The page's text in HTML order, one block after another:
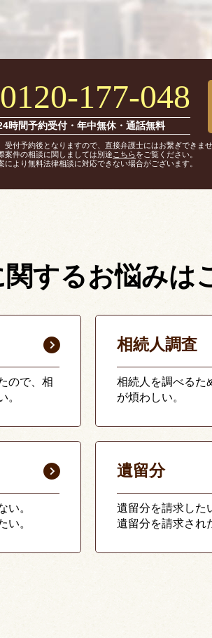
0120-177-048
時間予約受付・年中無休・通話無料
付予約後となりますので、直接弁護士にはお繋ぎできませ
案件の相談に関しましては別途 こちらをご覧ください。
により無料法律相談に対応できない場合がございます。
するお悩みは
ので、相
。
相続人調査
相続人を調べるた
が煩わしい。
い。
い。
遺留分
遺留分を請求した
遺留分を請求され